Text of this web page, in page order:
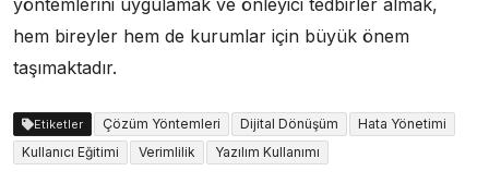
hem bireyler hem de kurumlar için büyük önem
taşımaktadır.
Etiketler Çözüm Yöntemleri Dijital Dönüşüm
Hata Yönetimi
Kullanıcı Eğitimi
Verimlilik Yazılım Kullanımı